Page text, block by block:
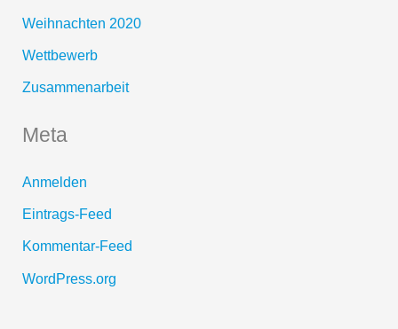
Weihnachten 2020
Wettbewerb
Zusammenarbeit
Meta
Anmelden
Eintrags-Feed
Kommentar-Feed
WordPress.org